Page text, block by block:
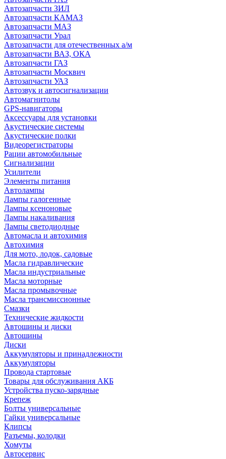
Автозапчасти ЗИЛ
Автозапчасти КАМАЗ
Автозапчасти МАЗ
Автозапчасти Урал
Автозапчасти для отечественных а/м
Автозапчасти ВАЗ, ОКА
Автозапчасти ГАЗ
Автозапчасти Москвич
Автозапчасти УАЗ
Автозвук и автосигнализации
Автомагнитолы
GPS-навигаторы
Аксессуары для установки
Акустические системы
Акустические полки
Видеорегистраторы
Рации автомобильные
Сигнализации
Усилители
Элементы питания
Автолампы
Лампы галогенные
Лампы ксеноновые
Лампы накаливания
Лампы светодиодные
Автомасла и автохимия
Автохимия
Для мото, лодок, садовые
Масла гидравлические
Масла индустриальные
Масла моторные
Масла промывочные
Масла трансмиссионные
Смазки
Технические жидкости
Автошины и диски
Автошины
Диски
Аккумуляторы и принадлежности
Аккумуляторы
Провода стартовые
Товары для обслуживания АКБ
Устройства пуско-зарядные
Крепеж
Болты универсальные
Гайки универсальные
Клипсы
Разъемы, колодки
Хомуты
Автосервис